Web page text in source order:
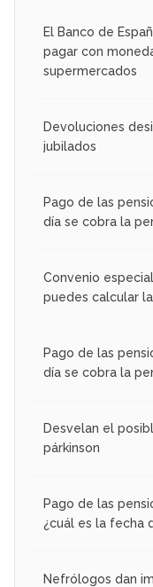
El Banco de
pagar con
supermercados
Devoluciones
jubilados
Pago de las
día se cobra la
Convenio
puedes calcular
Pago de las
día se cobra la
Desvelan el
párkinson
Pago de las
¿cuál es la fecha
Nefrólogos dan